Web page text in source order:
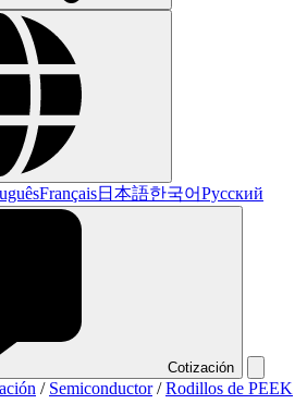
Français日本語한국어Русский
Cotización
/ Semiconductor/Rodillos de PEEK